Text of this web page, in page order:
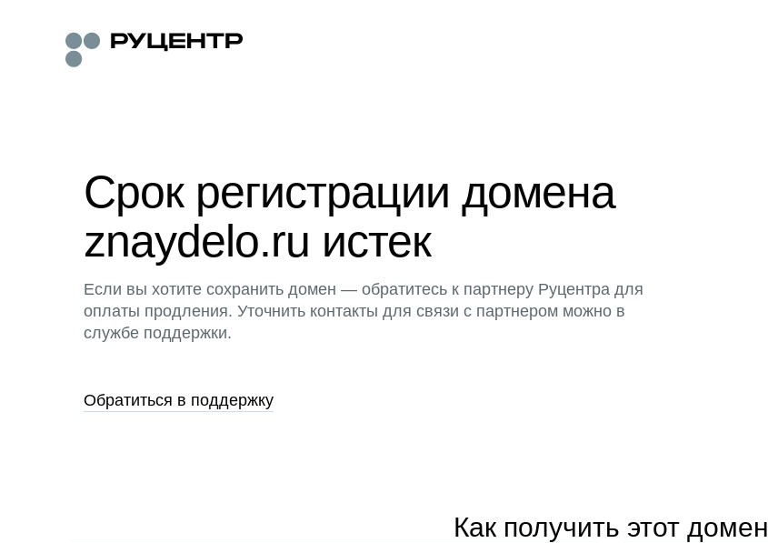
Срок регистрации домена
znaydelo.ru истек
Если вы хотите сохранить домен — обратитесь к партнеру Руцентра для
оплаты продления. Уточнить контакты для связи с партнером можно в
службе поддержки.
Обратиться в поддержку
Как получить этот домен